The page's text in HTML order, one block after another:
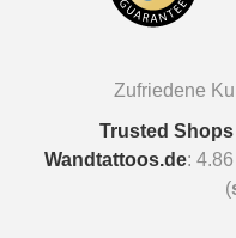
Zufriedene
Trusted
Wandtattoos.de: 4.86
(